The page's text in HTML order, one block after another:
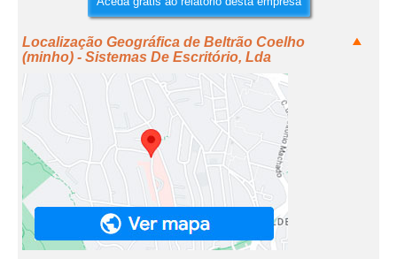
Localização Geográfica de Beltrão Coelho
(minho) - Sistemas De Escritório, Lda